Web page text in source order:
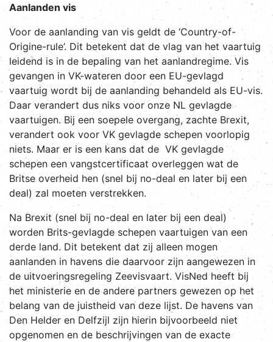
Aanlanden vis
Voor de aanlanding van vis geldt de ‘Country-of-
Origine-rule’. Dit betekent dat de vlag van het vaartuig
leidend is in de bepaling van het aanlandregime. Vis
gevangen in VK-wateren door een EU-gevlagd
vaartuig wordt bij de aanlanding behandeld als EU-vis.
Daar verandert dus niks voor onze NL gevlagde
vaartuigen. Bij een soepele overgang, zachte Brexit,
verandert ook voor VK gevlagde schepen voorlopig
niets. Maar er is een kans dat de VK gevlagde
schepen een vangstcertificaat overleggen wat de
Britse overheid hen (snel bij no-deal en later bij een
deal) zal moeten verstrekken.
Na Brexit (snel bij no-deal en later bij een deal)
worden Brits-gevlagde schepen vaartuigen van een
derde land. Dit betekent dat zij alleen mogen
aanlanden in havens die daarvoor zijn aangewezen in
de uitvoeringsregeling Zeevisvaart. VisNed heeft bij
het ministerie en de andere partners gewezen op het
belang van de juistheid van deze lijst. De havens van
Den Helder en Delfzijl zijn hierin bijvoorbeeld niet
opgenomen en de beschrijvingen van de exacte